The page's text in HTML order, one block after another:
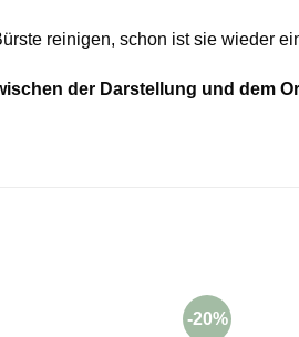
reinigen, schon ist sie wieder
der Darstellung und dem
-20%